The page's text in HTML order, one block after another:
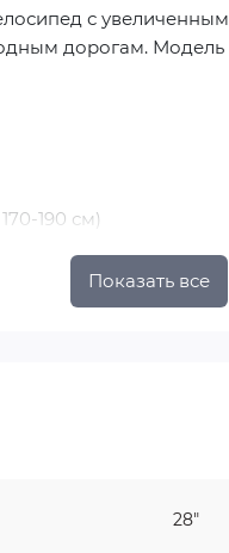
с
дорогам.
190 см)
Показать все
28"